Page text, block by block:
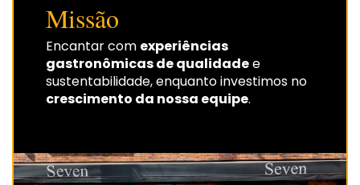
Missão
Encantar com experiências
gastronômicas de qualidadee
sustentabilidade, enquanto investimos no
crescimento da nossa equipe.